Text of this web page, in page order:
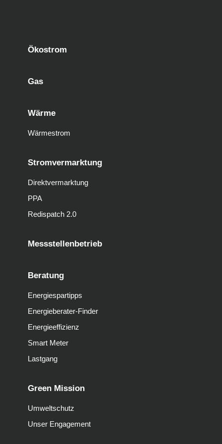
Ökostrom
Gas
Wärme
Wärmestrom
Stromvermarktung
Direktvermarktung
PPA
Redispatch 2.0
Messstellenbetrieb
Beratung
Energiespartipps
Energieberater-Finder
Energieeffizienz
Smart Meter
Lastgang
Green Mission
Umweltschutz
Unser Engagement